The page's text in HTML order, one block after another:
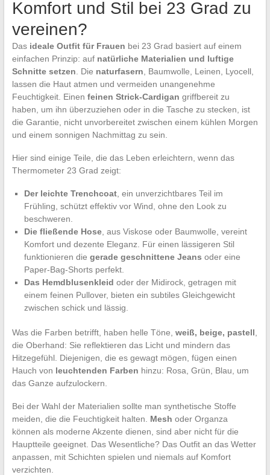
Komfort und Stil bei 23 Grad zu
vereinen?
Das ideale Outfit für Frauen bei 23 Grad basiert auf einem
einfachen Prinzip: auf natürliche Materialien und luftige
Schnitte setzen . Die naturfasern , Baumwolle, Leinen, Lyocell,
lassen die Haut atmen und vermeiden unangenehme
Feuchtigkeit. Einen feinen Strick-Cardigan griffbereit zu
haben, um ihn überzuziehen oder in die Tasche zu stecken, ist
die Garantie, nicht unvorbereitet zwischen einem kühlen Morgen
und einem sonnigen Nachmittag zu sein.
Hier sind einige Teile, die das Leben erleichtern, wenn das
Thermometer 23 Grad zeigt:
Der leichte Trenchcoat, ein unverzichtbares Teil im
Frühling, schützt effektiv vor Wind, ohne den Look zu
beschweren.
Die fließende Hose, aus Viskose oder Baumwolle, vereint
Komfort und dezente Eleganz. Für einen lässigeren Stil
funktionieren die gerade geschnittene Jeans oder eine
Paper-Bag-Shorts perfekt.
Das Hemdblusenkleid oder der Midirock, getragen mit
einem feinen Pullover, bieten ein subtiles Gleichgewicht
zwischen schick und lässig.
Was die Farben betrifft, haben helle Töne, weiß, beige, pastell
die Oberhand: Sie reflektieren das Licht und mindern das
Hitzegefühl. Diejenigen, die es gewagt mögen, fügen einen
Hauch von leuchtenden Farben hinzu: Rosa, Grün, Blau, um
das Ganze aufzulockern.
Bei der Wahl der Materialien sollte man synthetische Stoffe
meiden, die die Feuchtigkeit halten. Mesh oder Organza
können als moderne Akzente dienen, sind aber nicht für die
Hauptteile geeignet. Das Wesentliche? Das Outfit an das Wetter
anpassen, mit Schichten spielen und niemals auf Komfort
verzichten.